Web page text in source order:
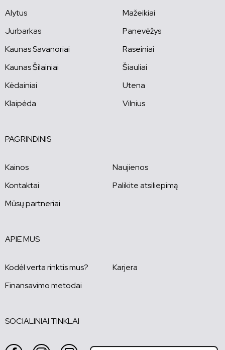
Alytus
Jurbarkas
Kaunas Savanoriai
Kaunas Šilainiai
Kėdainiai
Klaipėda
Mažeikiai
Panevėžys
Raseiniai
Šiauliai
Utena
Vilnius
PAGRINDINIS
Kainos
Naujienos
Kontaktai
Palikite atsiliepimą
Mūsų partneriai
APIE MUS
Kodėl verta rinktis mus?
Karjera
Finansavimo metodai
SOCIALINIAI TINKLAI